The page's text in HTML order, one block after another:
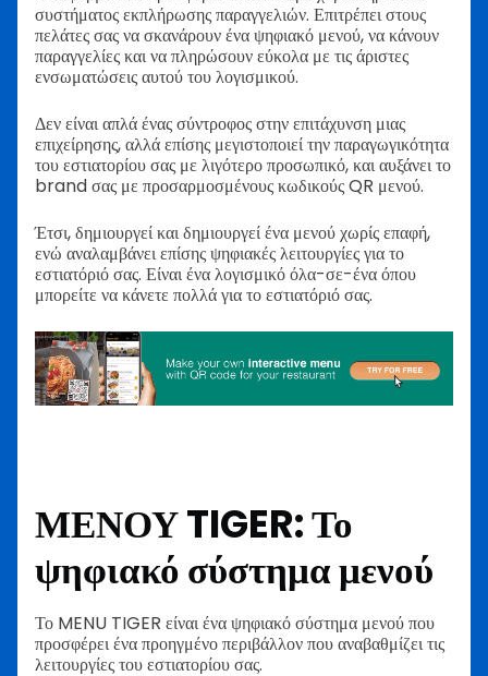
συστήματος εκπλήρωσης παραγγελιών. Επιτρέπει στους
πελάτες σας να σκανάρουν ένα ψηφιακό μενού, να κάνουν
παραγγελίες και να πληρώσουν εύκολα με τις άριστες
ενσωματώσεις αυτού του λογισμικού.
Δεν είναι απλά ένας σύντροφος στην επιτάχυνση μιας
επιχείρησης, αλλά επίσης μεγιστοποιεί την παραγωγικότητα
του εστιατορίου σας με λιγότερο προσωπικό, και αυξάνει το
brand σας με προσαρμοσμένους κωδικούς QR μενού.
Έτσι, δημιουργεί και δημιουργεί ένα μενού χωρίς επαφή,
ενώ αναλαμβάνει επίσης ψηφιακές λειτουργίες για το
εστιατόριό σας. Είναι ένα λογισμικό όλα-σε-ένα όπου
μπορείτε να κάνετε πολλά για το εστιατόριό σας.
ΜΕΝΟΥ TIGER: Το
ψηφιακό σύστημα μενού
Το MENU TIGER είναι ένα ψηφιακό σύστημα μενού που
προσφέρει ένα προηγμένο περιβάλλον που αναβαθμίζει τις
λειτουργίες του εστιατορίου σας.